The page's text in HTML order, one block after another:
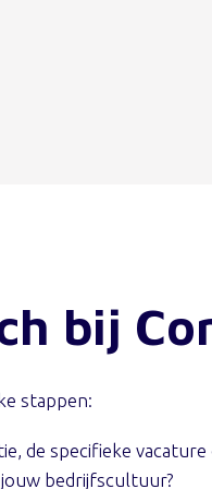
bij
stappen:
de specifieke
bedrijfscultuur?